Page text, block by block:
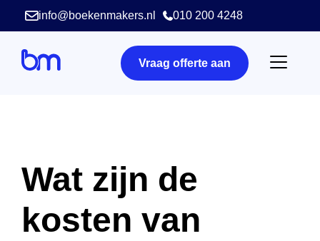
info@boekenmakers.nl 010 200 4248
Vraag offerte aan
Wat zijn de
kosten van